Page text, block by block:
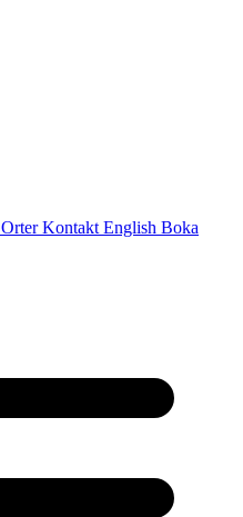
OrterKontakt English Boka